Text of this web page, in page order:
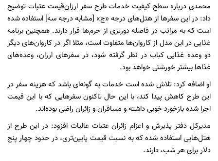
محمدی درباره سطح کیفیت خدمات طرح سفر ارزان‌قیمت عتبات توضیح
داد: در این سفر‌ها از هتل‌های درجه «ج» [مشابه درجه سه] استفاده شده
است که به مراتب در فاصله دورتری از حرم‌ها قرار دارند. همچنین برنامه
غذایی در این مدل از کاروان‌ها متفاوت است، مثلا اگر در کاروان‌های دیگر
دو وعده غذایی کباب در نظر گرفته شود، در سفر‌های ارزان، وعده‌های
غذا‌ها بیشتر خورشتی خواهد بود.
او اضافه کرد: تلاش شده است خدمات به گونه‌ای باشد که هزینه سفر در
این طرح کاهش پیدا کند، با این حال تاکنون سفر‌هایی که با این قیمت
اجرا شده بازخورد خوبی داشته و مسافران و زائران راضی بوده‌اند.
مدیرکل دفتر پذیرش و اعزام زائران عتبات عالیات افزود: در این طرح از
هتل‌هایی استفاده شده که به نسبت قیمت پایین‌تری، در حدود چهار پنج
دلار برای هر شب، دارند.